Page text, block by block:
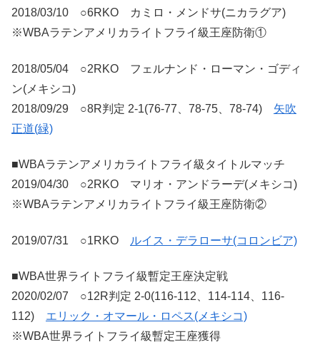
2018/03/10 ○6RKO カミロ・メンドサ(ニカラグア)
※WBAラテンアメリカライトフライ級王座防衛①
2018/05/04 ○2RKO フェルナンド・ローマン・ゴディ
ン(メキシコ)
2018/09/29 ○8R判定 2-1(76-77、78-75、78-74) 矢吹
正道(緑)
■WBAラテンアメリカライトフライ級タイトルマッチ
2019/04/30 ○2RKO マリオ・アンドラーデ(メキシコ)
※WBAラテンアメリカライトフライ級王座防衛②
2019/07/31 ○1RKO ルイス・デラローサ(コロンビア)
■WBA世界ライトフライ級暫定王座決定戦
2020/02/07 ○12R判定 2-0(116-112、114-114、116-
112) エリック・オマール・ロペス(メキシコ)
※WBA世界ライトフライ級暫定王座獲得